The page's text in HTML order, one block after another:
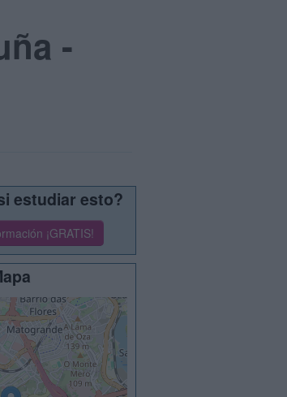
-
estudiar esto?
¡GRATIS!